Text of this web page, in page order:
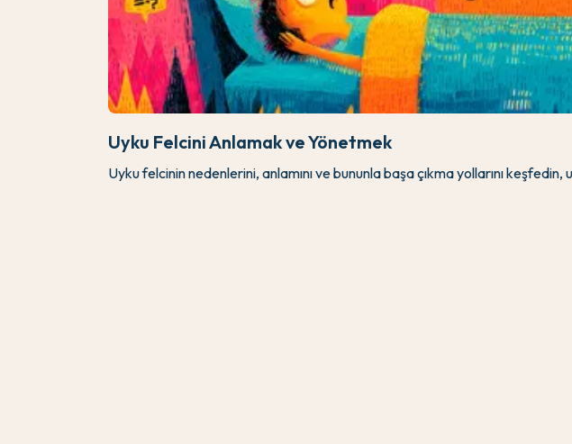
Uyku Felcini Anlamak ve Yönetmek
Uyku felcinin nedenlerini, anlamını ve bununla başa çıkma yollarını keşfedin,